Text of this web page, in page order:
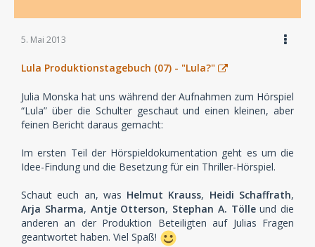
5. Mai 2013
Lula Produktionstagebuch (07) - "Lula?"
Julia Monska hat uns während der Aufnahmen zum Hörspiel
“Lula” über die Schulter geschaut und einen kleinen, aber
feinen Bericht daraus gemacht:
Im ersten Teil der Hörspieldokumentation geht es um die
Idee-Findung und die Besetzung für ein Thriller-Hörspiel.
Schaut euch an, was Helmut Krauss, Heidi Schaffrath,
Arja Sharma, Antje Otterson, Stephan A. Tölleund die
anderen an der Produktion Beteiligten auf Julias Fragen
geantwortet haben. Viel Spaß!